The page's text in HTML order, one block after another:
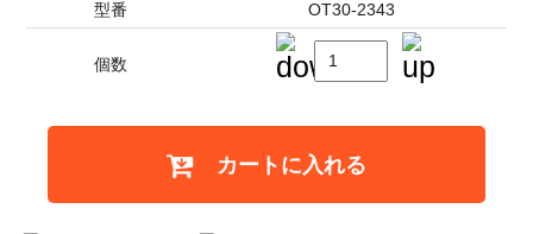
型番
OT30-2343
個数
カートに入れる